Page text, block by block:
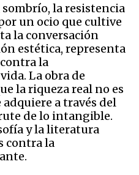
la resistencia
un ocio que cultive
la conversación
estética, representa
la
La obra de
la riqueza real no es
a través del
de lo intangible.
y la literatura
contra la